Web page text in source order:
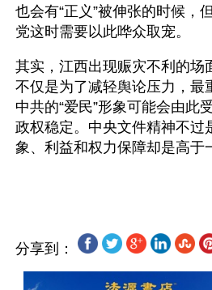
也会有“正义”被伸张的时候，
党这时需要以此哗众取宠。
其实，江西出现赈灾不利的场
不仅是为了减轻舆论压力，最
中共的“爱民”形象可能会由此
政权稳定。中央文件精神不过
象、利益和权力保障却是高于
分享到：